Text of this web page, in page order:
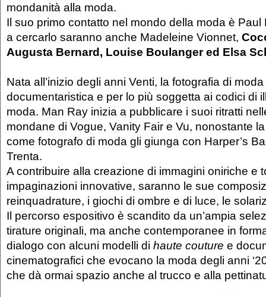
mondanità alla moda.
Il suo primo contatto nel mondo della moda è Paul
a cercarlo saranno anche Madeleine Vionnet,
Augusta Bernard, Louise Boulanger ed Elsa
Nata all’inizio degli anni Venti, la fotografia di
documentaristica e per lo più soggetta ai codici di
moda. Man Ray inizia a pubblicare i suoi ritratti
mondane di Vogue, Vanity Fair e Vu, nonostante
come fotografo di moda gli giunga con Harper’s
Trenta.
A contribuire alla creazione di immagini oniriche e
impaginazioni innovative, saranno le sue
reinquadrature, i giochi di ombre e di luce, le
Il percorso espositivo è scandito da un’ampia
tirature originali, ma anche contemporanee in
dialogo con alcuni modelli di haute couture e
cinematografici che evocano la moda degli anni
che dà ormai spazio anche al trucco e alla